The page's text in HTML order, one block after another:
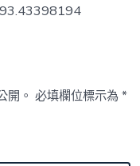
開。 必填欄位標示為*